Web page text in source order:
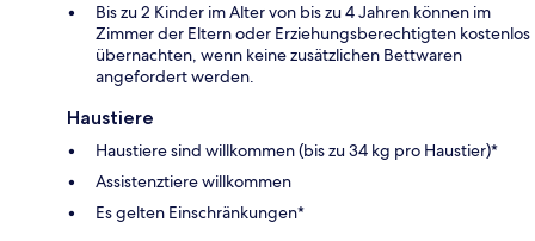
Bis zu 2 Kinder im Alter von bis zu 4 Jahren können im
Zimmer der Eltern oder Erziehungsberechtigten kostenlos
übernachten, wenn keine zusätzlichen Bettwaren
angefordert werden.
Haustiere
Haustiere sind willkommen (bis zu 34 kg pro Haustier)*
Assistenztiere willkommen
Es gelten Einschränkungen*